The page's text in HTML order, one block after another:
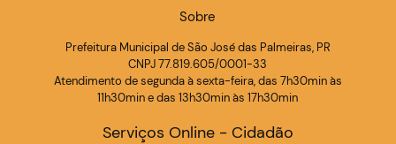
Sobre
Prefeitura Municipal de São José das Palmeiras, PR
CNPJ 77.819.605/0001-33
Atendimento de segunda à sexta-feira, das 7h30min às
11h30min e das 13h30min às 17h30min
Serviços Online - Cidadão